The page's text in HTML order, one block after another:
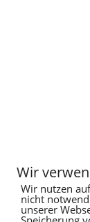
Wir
Wir nutzen
nicht
unserer